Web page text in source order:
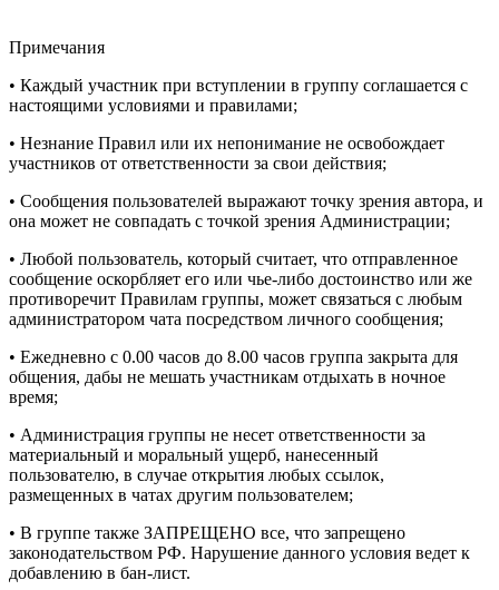
Примечания
• Каждый участник при вступлении в группу соглашается с
настоящими условиями и правилами;
• Незнание Правил или их непонимание не освобождает
участников от ответственности за свои действия;
• Сообщения пользователей выражают точку зрения автора, и
она может не совпадать с точкой зрения Администрации;
• Любой пользователь, который считает, что отправленное
сообщение оскорбляет его или чье-либо достоинство или же
противоречит Правилам группы, может связаться с любым
администратором чата посредством личного сообщения;
• Ежедневно с 0.00 часов до 8.00 часов группа закрыта для
общения, дабы не мешать участникам отдыхать в ночное
время;
• Администрация группы не несет ответственности за
материальный и моральный ущерб, нанесенный
пользователю, в случае открытия любых ссылок,
размещенных в чатах другим пользователем;
• В группе также ЗАПРЕЩЕНО все, что запрещено
законодательством РФ. Нарушение данного условия ведет к
добавлению в бан-лист.